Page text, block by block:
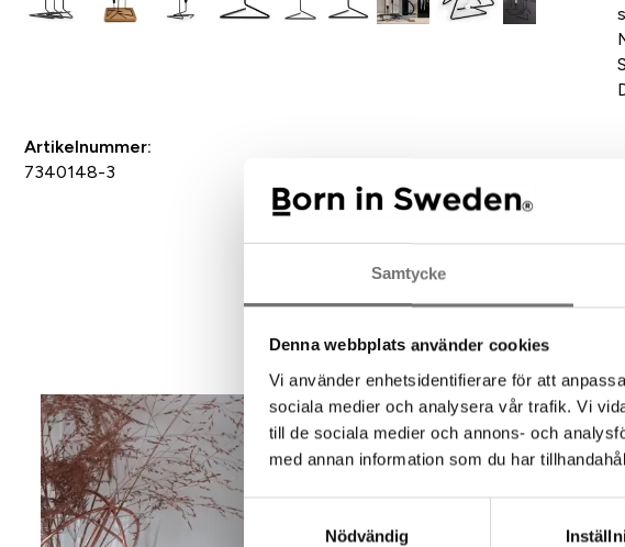
Samtycke
Denna webbplats använder cookies
Vi använder enhetsidentifierare för att
sociala medier och analysera vår trafik. Vi
till de sociala medier och annons- och
med annan information som du har
Nödvändig
Artikelnummer:
7340148-3